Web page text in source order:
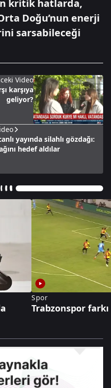
kritik hatlarda,
Doğu’nun enerji
sarsabileceği
Video
karşıya
geliyor?
yayında silahlı gözdağı:
hedef aldılar
Spor
Trabzonspor